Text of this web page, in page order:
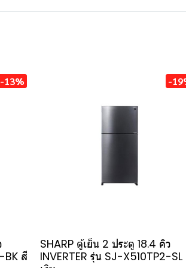
-13%
BK สี
-
SHARP ตู้เย็น 2 ประตู 18.4 คิว
INVERTER รุ่น SJ-X510TP2-SL